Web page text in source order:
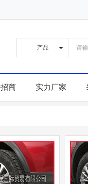
招商 实力厂家